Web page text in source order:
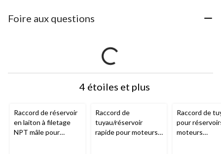
Foire aux questions
4 étoiles et plus
Raccord de réservoir
en laiton à filetage
NPT mâle pour
Raccord de
tuyau/réservoir
rapide pour moteurs
Raccord de
pour
moteurs